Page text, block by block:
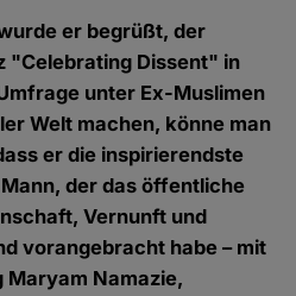
er begrüßt, der
"Celebrating Dissent" in
unter Ex-Muslimen
Welt machen, könne man
er die inspirierendste
der das öffentliche
Vernunft und
vorangebracht habe – mit
Maryam Namazie,